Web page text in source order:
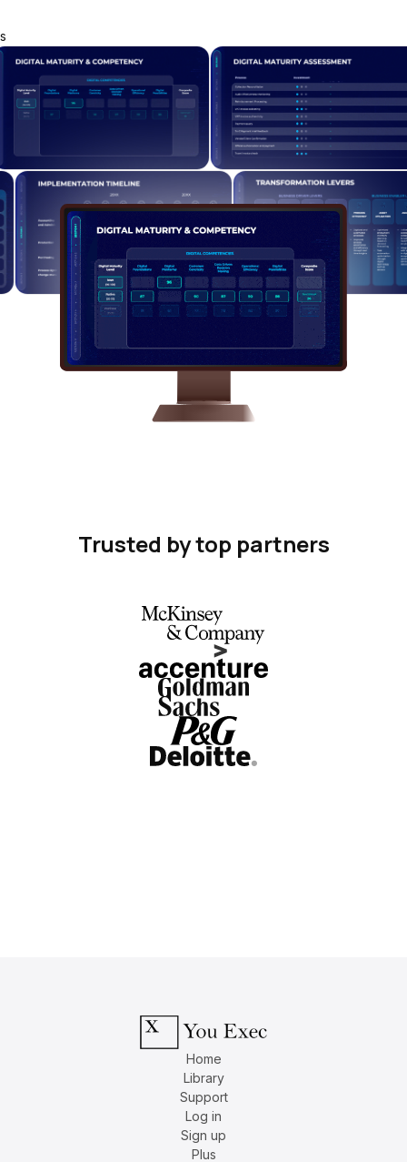
s
Trusted by top partners
Home
Library
Support
Log in
Sign up
Plus